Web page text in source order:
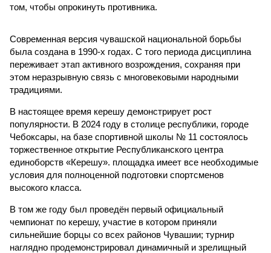
том, чтобы опрокинуть противника.
Современная версия чувашской национальной борьбы
была создана в 1990-х годах. С того периода дисциплина
переживает этап активного возрождения, сохраняя при
этом неразрывную связь с многовековыми народными
традициями.
В настоящее время керешу демонстрирует рост
популярности. В 2024 году в столице республики, городе
Чебоксары, на базе спортивной школы № 11 состоялось
торжественное открытие Республиканского центра
единоборств «Керешу». площадка имеет все необходимые
условия для полноценной подготовки спортсменов
высокого класса.
В том же году был проведён первый официальный
чемпионат по керешу, участие в котором приняли
сильнейшие борцы со всех районов Чувашии; турнир
наглядно продемонстрировал динамичный и зрелищный